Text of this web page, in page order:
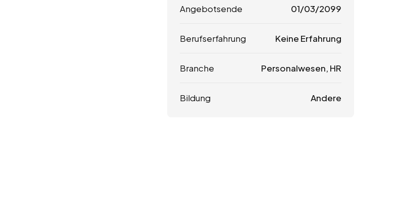
Angebotsende 01/03/2099
Berufserfahrung Keine Erfahrung
Branche Personalwesen, HR
Bildung Andere